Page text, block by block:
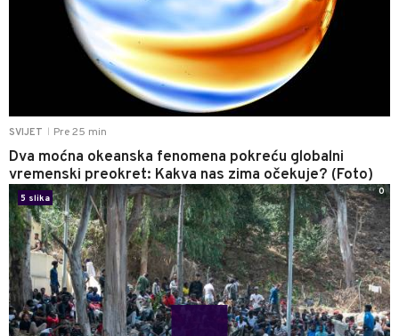
SVIJET Pre 25 min
Dva moćna okeanska fenomena pokreću globalni
vremenski preokret: Kakva nas zima očekuje? (Foto)
5 slika
0